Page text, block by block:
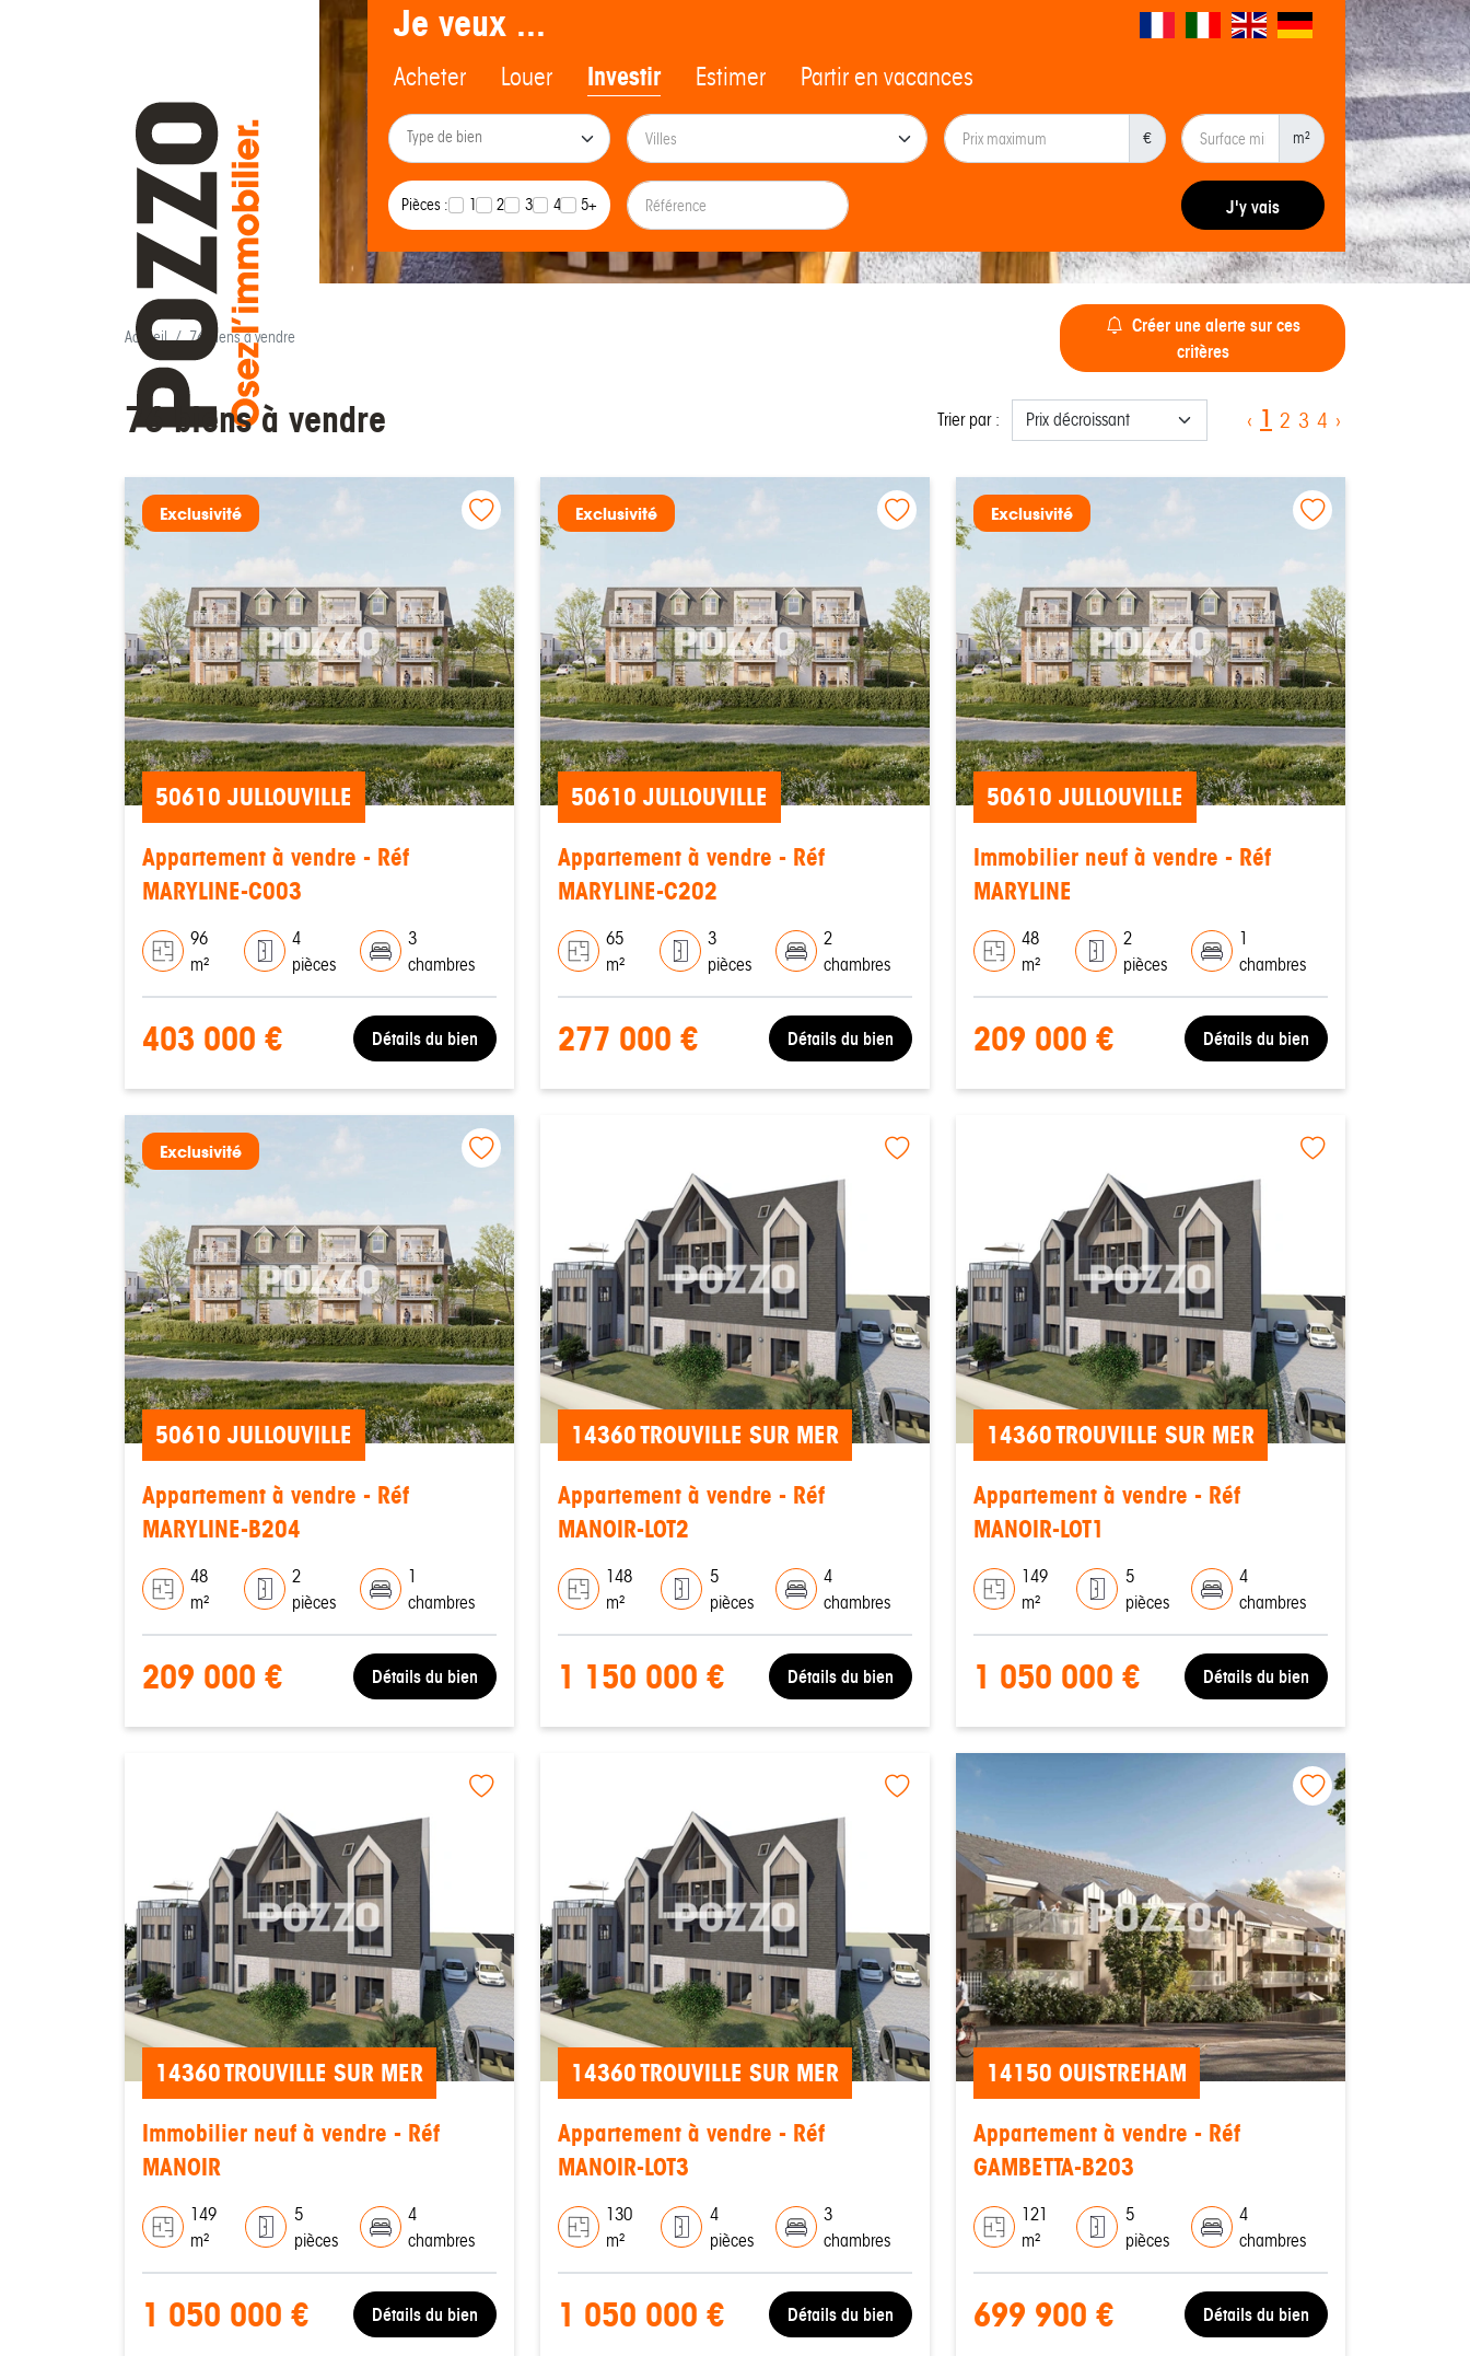
Je veux ...
Acheter Louer Investir Estimer Partir en vacances
€ m²
Pièces : 1 2 3 4 5+ J'y vais
Accueil 76 biens à vendre
Créer une alerte sur ces
critères
76 biens à vendre Trier par : ‹ 1 2 3 4 ›
Exclusivité
50610 JULLOUVILLE
Appartement à vendre - Réf
MARYLINE-C003
96
m²
4
pièces
3
chambres
403 000 € Détails du bien
Exclusivité
50610 JULLOUVILLE
Appartement à vendre - Réf
MARYLINE-C202
65
m²
3
pièces
2
chambres
277 000 € Détails du bien
Exclusivité
50610 JULLOUVILLE
Immobilier neuf à vendre - Réf
MARYLINE
48
m²
2
pièces
1
chambres
209 000 € Détails du bien
Exclusivité
50610 JULLOUVILLE
Appartement à vendre - Réf
MARYLINE-B204
48
m²
2
pièces
1
chambres
209 000 € Détails du bien
14360 TROUVILLE SUR MER
Appartement à vendre - Réf
MANOIR-LOT2
148
m²
5
pièces
4
chambres
1 150 000 € Détails du bien
14360 TROUVILLE SUR MER
Appartement à vendre - Réf
MANOIR-LOT1
149
m²
5
pièces
4
chambres
1 050 000 € Détails du bien
14360 TROUVILLE SUR MER
Immobilier neuf à vendre - Réf
MANOIR
149
m²
5
pièces
4
chambres
1 050 000 € Détails du bien
14360 TROUVILLE SUR MER
Appartement à vendre - Réf
MANOIR-LOT3
130
m²
4
pièces
3
chambres
1 050 000 € Détails du bien
14150 OUISTREHAM
Appartement à vendre - Réf
GAMBETTA-B203
121
m²
5
pièces
4
chambres
699 900 € Détails du bien